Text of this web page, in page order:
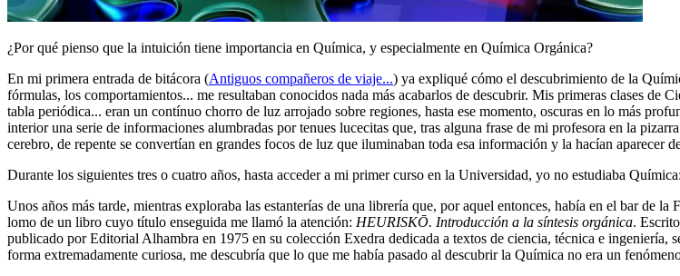
¿Por qué pienso que la intuición tiene importancia en Química, y especialmente en Química Orgánica?
En mi primera entrada de bitácora (Antiguos compañeros de viaje...) ya expliqué cómo el descubrimiento de la
fórmulas, los comportamientos... me resultaban conocidos nada más acabarlos de descubrir. Mis primeras clases de
tabla periódica... eran un contínuo chorro de luz arrojado sobre regiones, hasta ese momento, oscuras en lo más
interior una serie de informaciones alumbradas por tenues lucecitas que, tras alguna frase de mi profesora en la
cerebro, de repente se convertían en grandes focos de luz que iluminaban toda esa información y la hacían aparecer
Durante los siguientes tres o cuatro años, hasta acceder a mi primer curso en la Universidad, yo no estudiaba
Unos años más tarde, mientras exploraba las estanterías de una librería que, por aquel entonces, había en el bar de
lomo de un libro cuyo título enseguida me llamó la atención: HEURISKŌ. Introducción a la síntesis orgánica.
publicado por Editorial Alhambra en 1975 en su colección Exedra dedicada a textos de ciencia, técnica e ingeniería,
forma extremadamente curiosa, me descubría que lo que me había pasado al descubrir la Química no era un